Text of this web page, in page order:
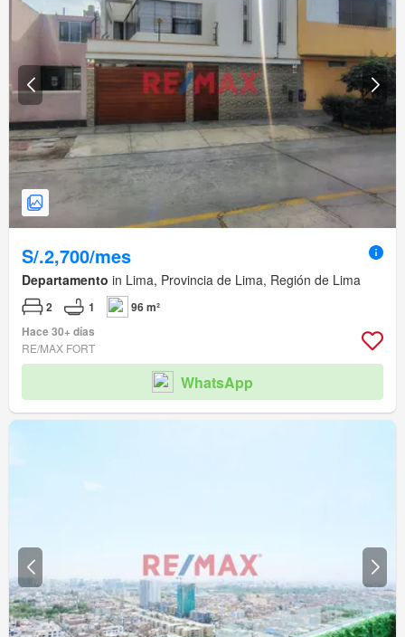
S/.2,700/mes
Departamento in Lima, Provincia de Lima, Región de Lima
2 1
96 m²
Hace 30+ días
RE/MAX FORT
WhatsApp